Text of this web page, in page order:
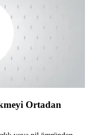
Ortadan